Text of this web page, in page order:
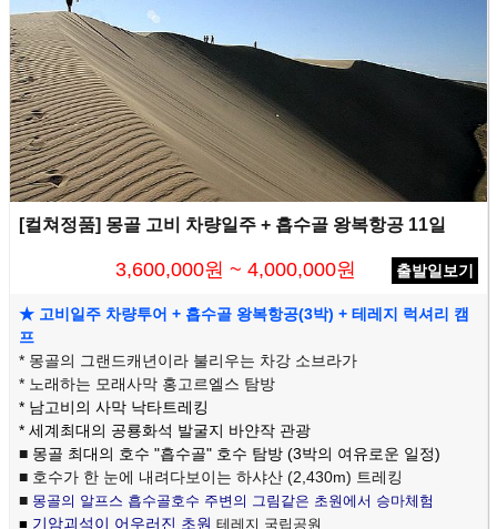
[컬쳐정품] 몽골 고비 차량일주 + 흡수골 왕복항공 11일
3,600,000원 ~ 4,000,000원 출발일보기
★ 고비일주 차량투어 + 흡수골 왕복항공(3박) + 테레지 럭셔리 캠
프
* 몽골의 그랜드캐년이라 불리우는 차강 소브라가
* 노래하는 모래사막 홍고르엘스 탐방
* 남고비의 사막 낙타트레킹
* 세계최대의 공룡화석 발굴지 바얀작 관광
■ 몽골 최대의 호수 "흡수골" 호수 탐방 (3박의 여유로운 일정)
■ 호수가 한 눈에 내려다보이는 하샤산 (2,430m) 트레킹
■ 몽골의 알프스 흡수골호수 주변의 그림같은 초원에서 승마체험
■ 기암괴석이 어우러진 초원 테레지 국립공원